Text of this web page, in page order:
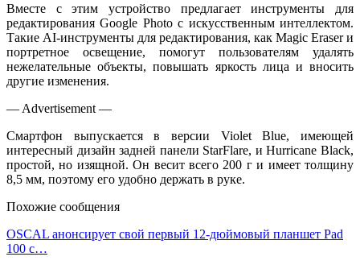
Вместе с этим устройство предлагает инструменты для
редактирования Google Photo с искусственным интеллектом.
Такие AI-инструменты для редактирования, как Magic Eraser и
портретное освещение, помогут пользователям удалять
нежелательные объекты, повышать яркость лица и вносить
другие изменения.
— Advertisement —
Смартфон выпускается в версии Violet Blue, имеющей
интересный дизайн задней панели StarFlare, и Hurricane Black,
простой, но изящной. Он весит всего 200 г и имеет толщину
8,5 мм, поэтому его удобно держать в руке.
Похожие сообщения
OSCAL анонсирует свой первый 12-дюймовый планшет Pad
100 с…